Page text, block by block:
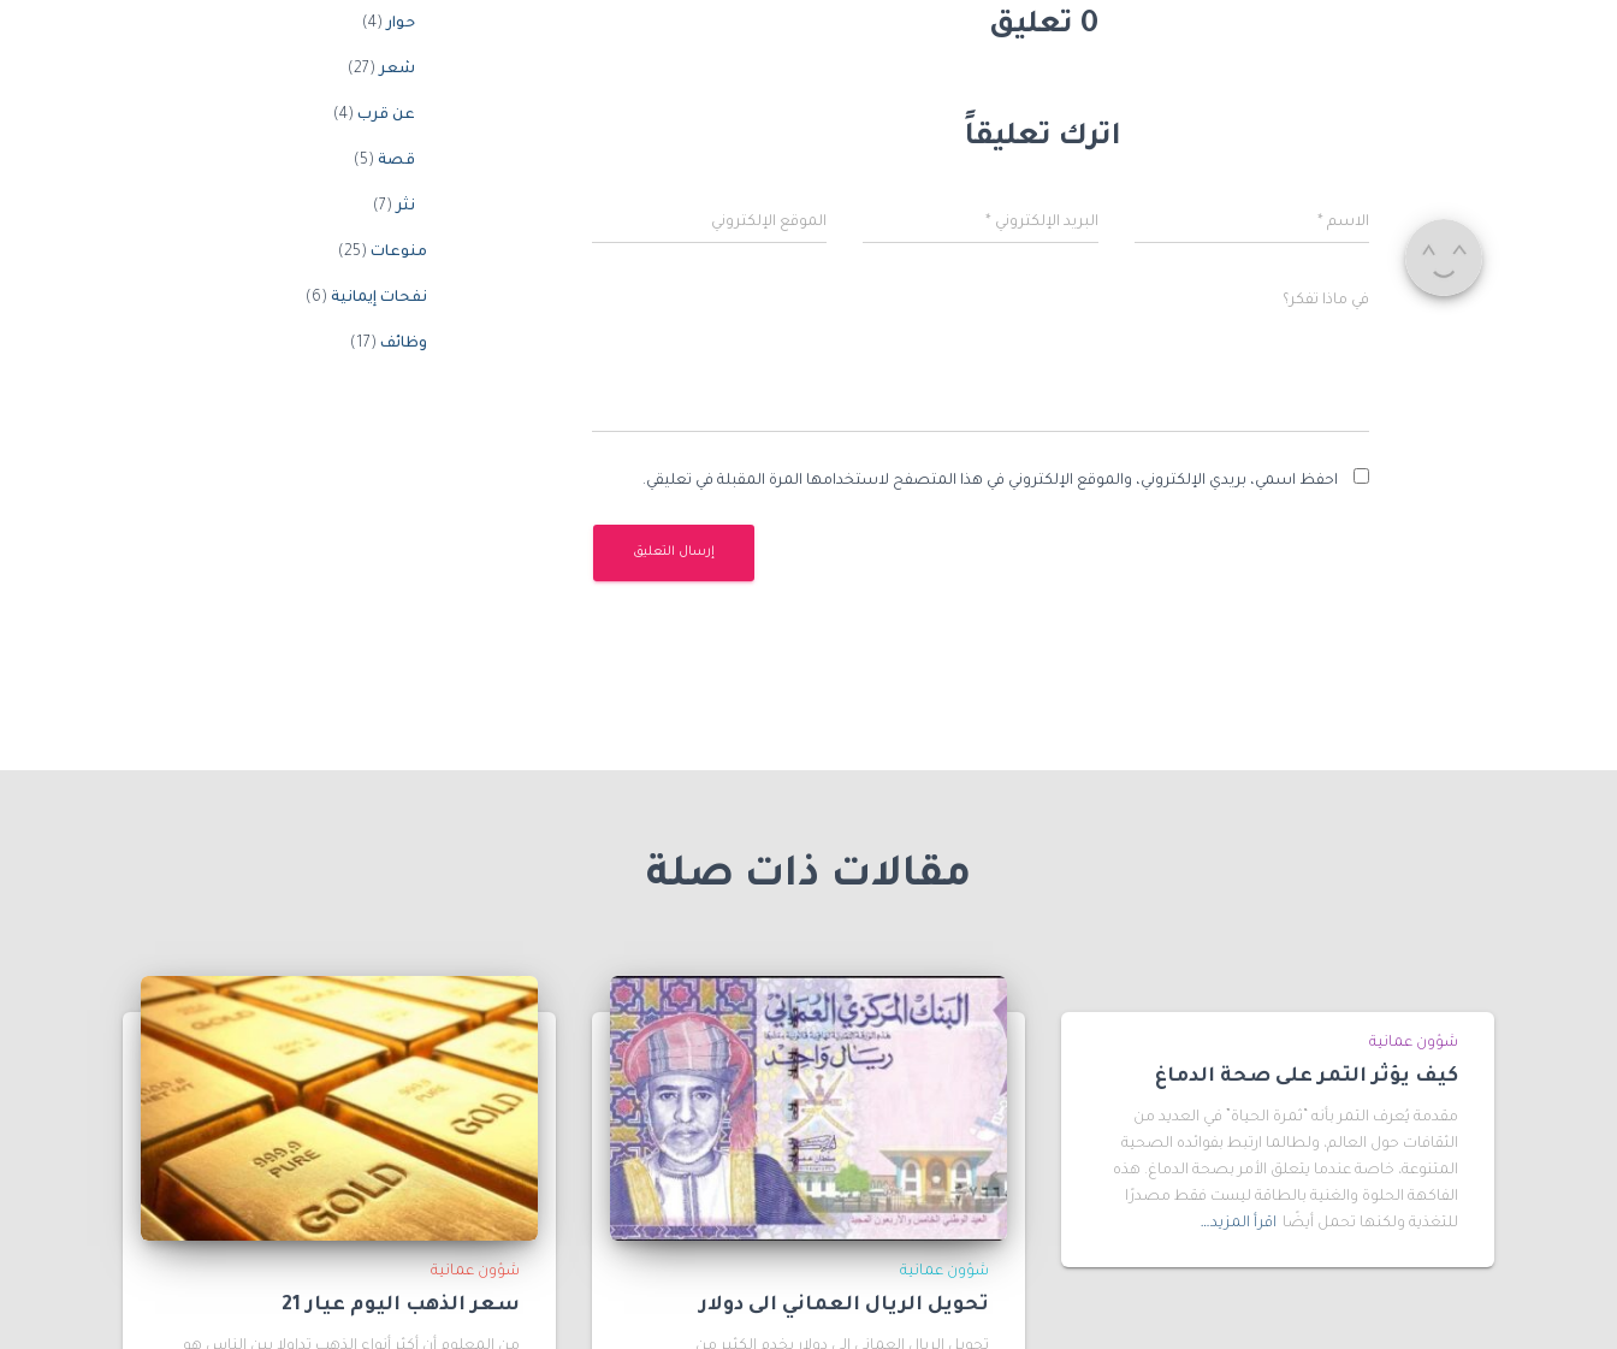
0 تعليق
اترك تعليقاً
الاسم * البريد الإلكتروني * الموقع الإلكتروني
في ماذا تفكر؟
احفظ اسمي، بريدي الإلكتروني، والموقع الإلكتروني في هذا المتصفح لاستخدامها المرة المقبلة في تعليقي.
حوار(4)
شعر(27)
عن قرب (4)
قصة (5)
نثر(7)
منوعات (25)
نفحات إيمانية (6)
وظائف (17)
مقالات ذات صلة
شؤون عمانية
كيف يؤثر التمر على صحة الدماغ
مقدمة يُعرف التمر بأنه “ثمرة الحياة” في العديد من
الثقافات حول العالم، ولطالما ارتبط بفوائده الصحية
المتنوعة، خاصة عندما يتعلق الأمر بصحة الدماغ. هذه
الفاكهة الحلوة والغنية بالطاقة ليست فقط مصدرًا
للتغذية ولكنها تحمل أيضًا اقرأ المزيد…
شؤون عمانية
تحويل الريال العماني الى دولار
شؤون عمانية
سعر الذهب اليوم عيار 21